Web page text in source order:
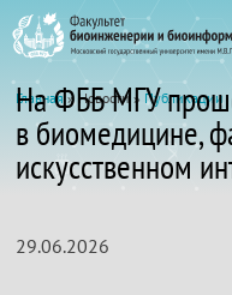
Главная» Новости » Публикации
На ФББ МГУ
в биомедицине,
искусственном
29.06.2026